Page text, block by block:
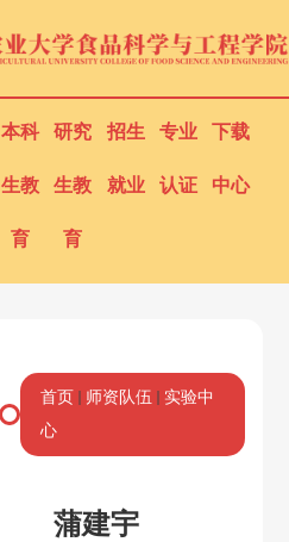
本科
生教
育
研究
生教
育
招生
就业
专业
认证
下载
中心
首页 师资队伍
实验中
心
蒲建宇